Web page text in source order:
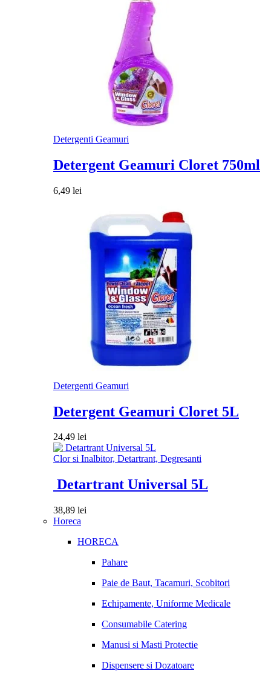
Detergenti Geamuri
Detergent Geamuri Cloret 750ml
6,49 lei
Detergenti Geamuri
Detergent Geamuri Cloret 5L
24,49 lei
Clor si Inalbitor, Detartrant, Degresanti
Detartrant Universal 5L
38,89 lei
Horeca
HORECA
Pahare
Paie de Baut, Tacamuri, Scobitori
Echipamente, Uniforme Medicale
Consumabile Catering
Manusi si Masti Protectie
Dispensere si Dozatoare